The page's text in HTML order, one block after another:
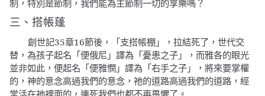
制，特別是節制，我們能為主節制一切的享樂嗎？
三、搭帳蓬
創世記35章16節後，「支搭帳棚」，拉結死了，世代交
替，為孩子起名「便俄尼」譯為「憂患之子」，而雅各的眼光
並非如此，便起名「便雅憫」譯為「右手之子」，將來要掌權
的，神的意念高過我們的意念，祂的道路高過我們的道路，經